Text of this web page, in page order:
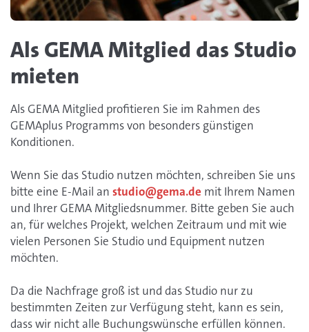
Als GEMA Mitglied das Studio
mieten
Als GEMA Mitglied profitieren Sie im Rahmen des
GEMAplus Programms von besonders günstigen
Konditionen.
Wenn Sie das Studio nutzen möchten, schreiben Sie uns
bitte eine E-Mail an studio@gema.de mit Ihrem Namen
und Ihrer GEMA Mitgliedsnummer. Bitte geben Sie auch
an, für welches Projekt, welchen Zeitraum und mit wie
vielen Personen Sie Studio und Equipment nutzen
möchten.
Da die Nachfrage groß ist und das Studio nur zu
bestimmten Zeiten zur Verfügung steht, kann es sein,
dass wir nicht alle Buchungswünsche erfüllen können.